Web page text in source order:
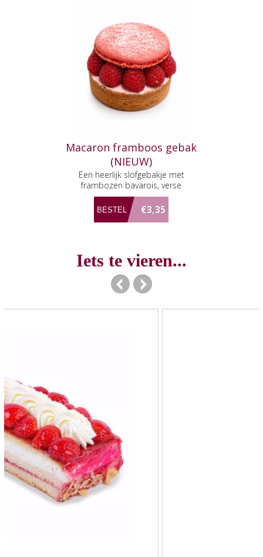
Macaron framboos gebak
(NIEUW)
Een heerlijk slofgebakje met
frambozen bavarois, verse
framboosjes en macaron dakje.
€3,35
Iets te vieren...